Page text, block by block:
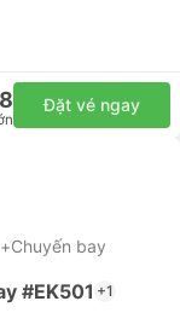
Đặt vé ngay
bay
#EK501 +1